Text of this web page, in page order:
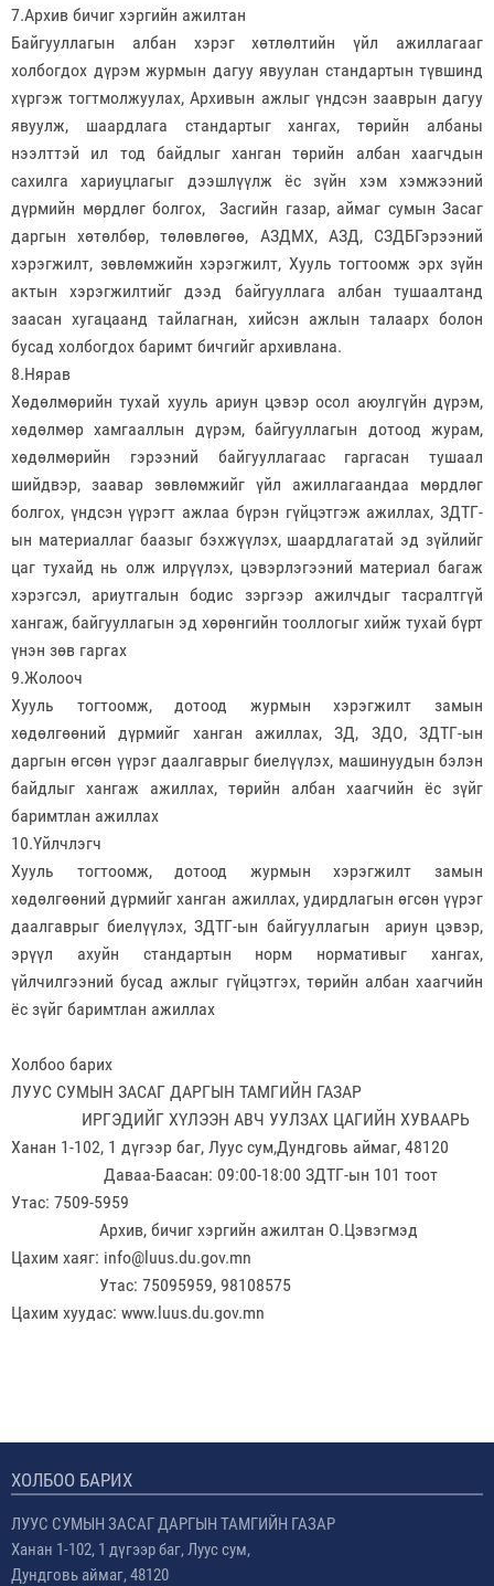
7.Архив бичиг хэргийн ажилтан
Байгууллагын албан хэрэг хөтлөлтийн үйл ажиллагааг
холбогдох дүрэм журмын дагуу явуулан стандартын түвшинд
хүргэж тогтмолжуулах, Архивын ажлыг үндсэн зааврын дагуу
явуулж, шаардлага стандартыг хангах, төрийн албаны
нээлттэй ил тод байдлыг ханган төрийн албан хаагчдын
сахилга хариуцлагыг дээшлүүлж ёс зүйн хэм хэмжээний
дүрмийн мөрдлөг болгох, Засгийн газар, аймаг сумын Засаг
даргын хөтөлбөр, төлөвлөгөө, АЗДМХ, АЗД, СЗДБГэрээний
хэрэгжилт, зөвлөмжийн хэрэгжилт, Хууль тогтоомж эрх зүйн
актын хэрэгжилтийг дээд байгууллага албан тушаалтанд
заасан хугацаанд тайлагнан, хийсэн ажлын талаарх болон
бусад холбогдох баримт бичгийг архивлана.
8.Нярав
Хөдөлмөрийн тухай хууль ариун цэвэр осол аюулгүйн дүрэм,
хөдөлмөр хамгааллын дүрэм, байгууллагын дотоод журам,
хөдөлмөрийн гэрээний байгууллагаас гаргасан тушаал
шийдвэр, заавар зөвлөмжийг үйл ажиллагаандаа мөрдлөг
болгох, үндсэн үүрэгт ажлаа бүрэн гүйцэтгэж ажиллах, ЗДТГ-
ын материаллаг баазыг бэхжүүлэх, шаардлагатай эд зүйлийг
цаг тухайд нь олж илрүүлэх, цэвэрлэгээний материал багаж
хэрэгсэл, ариутгалын бодис зэргээр ажилчдыг тасралтгүй
хангаж, байгууллагын эд хөрөнгийн тооллогыг хийж тухай бүрт
үнэн зөв гаргах
9.Жолооч
Хууль тогтоомж, дотоод журмын хэрэгжилт замын
хөдөлгөөний дүрмийг ханган ажиллах, ЗД, ЗДО, ЗДТГ-ын
даргын өгсөн үүрэг даалгаврыг биелүүлэх, машинуудын бэлэн
байдлыг хангаж ажиллах, төрийн албан хаагчийн ёс зүйг
баримтлан ажиллах
10.Үйлчлэгч
Хууль тогтоомж, дотоод журмын хэрэгжилт замын
хөдөлгөөний дүрмийг ханган ажиллах, удирдлагын өгсөн үүрэг
даалгаврыг биелүүлэх, ЗДТГ-ын байгууллагын ариун цэвэр,
эрүүл ахуйн стандартын норм нормативыг хангах,
үйлчилгээний бусад ажлыг гүйцэтгэх, төрийн албан хаагчийн
ёс зүйг баримтлан ажиллах
Холбоо барих
ЛУУС СУМЫН ЗАСАГ ДАРГЫН ТАМГИЙН ГАЗАР
ИРГЭДИЙГ ХҮЛЭЭН АВЧ УУЛЗАХ ЦАГИЙН ХУВААРЬ
Ханан 1-102, 1 дүгээр баг, Луус сум,Дундговь аймаг, 48120
Даваа-Баасан: 09:00-18:00 ЗДТГ-ын 101 тоот
Утас: 7509-5959
Архив, бичиг хэргийн ажилтан О.Цэвэгмэд
Цахим хаяг: info@luus.du.gov.mn
Утас: 75095959, 98108575
Цахим хуудас: www.luus.du.gov.mn
ХОЛБОО БАРИХ
ЛУУС СУМЫН ЗАСАГ ДАРГЫН ТАМГИЙН ГАЗАР
Ханан 1-102, 1 дүгээр баг, Луус сум,
Дундговь аймаг, 48120